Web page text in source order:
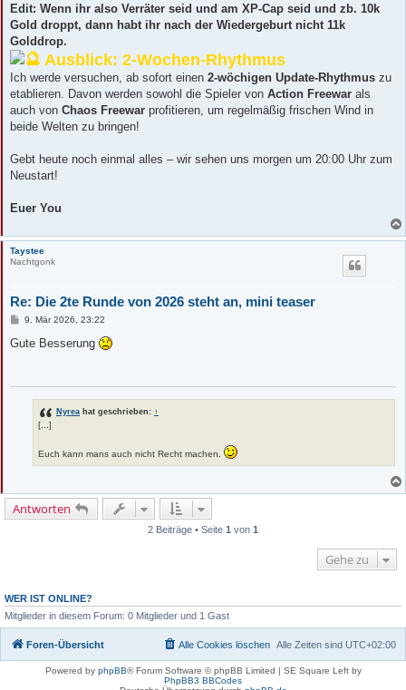
Edit: Wenn ihr also Verräter seid und am XP-Cap seid und zb. 10k
Gold droppt, dann habt ihr nach der Wiedergeburt nicht 11k
Golddrop.
Ausblick: 2-Wochen-Rhythmus
Ich werde versuchen, ab sofort einen 2-wöchigen Update-Rhythmus zu
etablieren. Davon werden sowohl die Spieler von Action Freewar als
auch von Chaos Freewar profitieren, um regelmäßig frischen Wind in
beide Welten zu bringen!
Gebt heute noch einmal alles – wir sehen uns morgen um 20:00 Uhr zum
Neustart!
Euer You
Taystee
Nachtgonk
Re: Die 2te Runde von 2026 steht an, mini teaser
B
i
9. Mär 2026, 23:22
Gute Besserung
Nyrea hat geschrieben: ↑
[...]
Euch kann mans auch nicht Recht machen.
Antworten
2 Beiträge • Seite 1 von 1
Gehe zu
WER IST ONLINE?
Mitglieder in diesem Forum: 0 Mitglieder und 1 Gast
Foren-Übersicht Alle Zeiten sind UTC+02:00
Alle Cookies löschen
Powered by phpBB® Forum Software © phpBB Limited | SE Square Left by
PhpBB3 BBCodes